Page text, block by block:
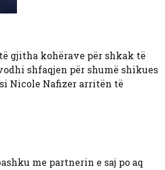
gjitha kohërave për shkak të
shfaqjen për shumë shikues
Nicole Nafizer arritën të
me partnerin e saj po aq